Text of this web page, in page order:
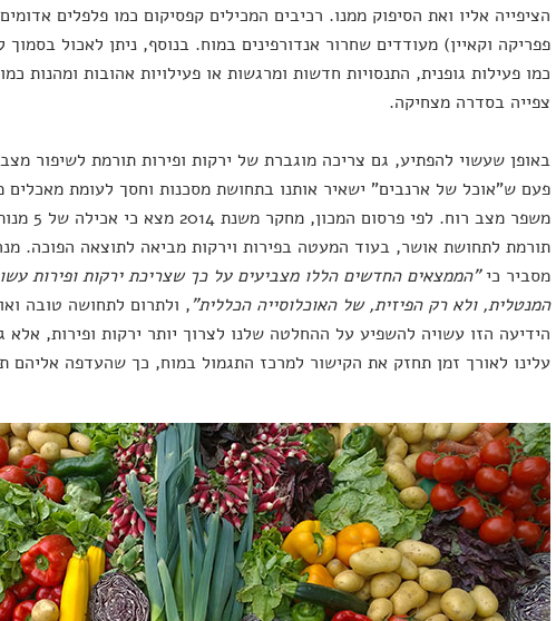
הציפייה אליו ואת הסיפוק ממנו. רכיבים המכילים קפסיקום כמו פלפלים
פפריקה וקאיין) מעודדים שחרור אנדורפינים במוח. בנוסף, ניתן לאכול בסמוך
כמו פעילות גופנית, התנסויות חדשות ומרגשות או פעילויות אהובות ומהנות
צפייה בסדרה מצחיקה.
באופן שעשוי להפתיע, גם צריכה מוגברת של ירקות ופירות תורמת לשיפור
פעם ש"אוכל של ארנבים" ישאיר אותנו בתחושת מסכנות וחסך לעומת
משפר מצב
תורמת לתחושת אושר, בעוד המעטה בפירות וירקות מביאה לתוצאה הפוכה.
מסביר כי"הממצאים החדשים הללו מצביעים על כך שצריכת ירקות ופירות
המנטלית, ולא רק הפיזית, של האוכלוסייה הכללית", ולתרום לתחושה טובה
הידיעה הזו עשויה להשפיע על ההחלטה שלנו לצרוך יותר ירקות ופירות,
עלינו לאורך זמן תחזק את הקישור למרכז התגמול במוח, כך שהעדפה אליהם